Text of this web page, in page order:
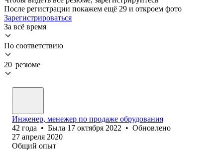
После регистрации покажем ещё 29 и откроем фото
Зарегистрироваться
За всё время
По соответствию
20 резюме
Инженер, менежер по продаже обрудования
42 года • Была 17 октября 2022 • Обновлено
27 апреля 2020
Общий опыт